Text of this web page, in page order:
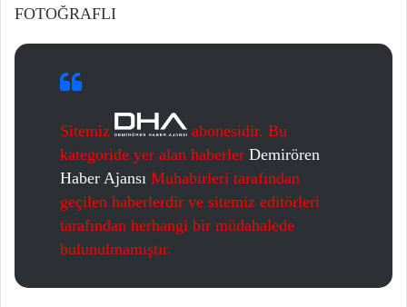
FOTOĞRAFLI
Sitemiz
abonesidir. Bu
kategoride yer alan haberler Demirören
Haber Ajansı Muhabirleri tarafından
geçilen haberlerdir ve sitemiz editörleri
tarafından herhangi bir müdahalede
bulunulmamıştır.